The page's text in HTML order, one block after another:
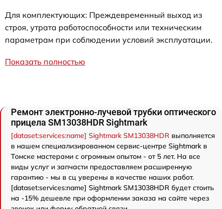
Для комплектующих: Преждевременный выход из
строя, утрата работоспособности или техническим
параметрам при соблюдении условий эксплуатации.
Показать полностью
Ремонт электронно-лучевой трубки оптического
прицела SM13038HDR Sightmark
[dataset:services:name] Sightmark SM13038HDR выполняется
в нашем специализированном сервис-центре Sightmark в
Томске мастерами с огромным опытом - от 5 лет. На все
виды услуг и запчасти предоставляем расширенную
гарантию - мы в сц уверены в качестве наших работ.
[dataset:services:name] Sightmark SM13038HDR будет стоить
на -15% дешевле при оформлении заказа на сайте через